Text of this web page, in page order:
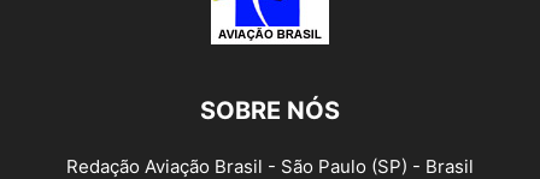
SOBRE NÓS
Redação Aviação Brasil - São Paulo (SP) - Brasil